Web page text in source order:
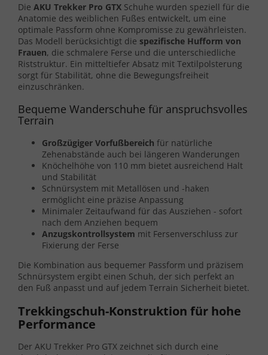
Die AKU Trekker Pro GTX Schuhe wurden speziell für die
Anatomie des weiblichen Fußes entwickelt, um eine
optimale Passform ohne Kompromisse zu gewährleisten.
Das Modell berücksichtigt die spezifische Hufform von
Frauen, die schmalere Ferse und die unterschiedliche
Riststruktur. Ein mitteltiefer Absatz mit Textilpolsterung
sorgt für Stabilität, ohne die Bewegungsfreiheit
einzuschränken.
Bequeme Wanderschuhe für anspruchsvolles
Terrain
Großzügiger Vorfußbereich für natürliche
Zehenabstände auch bei längeren Wanderungen
Knöchelhöhe von 110 mm bietet ausreichend Halt
und Stabilität
Schnürsystem mit Metallösen und -haken
ermöglicht eine präzise Anpassung
Minimaler Zeitaufwand für das Ausziehen - sofort
nach dem Anziehen bequem
Anzugskontrollsystem mit Fersenverschluss zur
Fixierung der Ferse
Die Kombination aus bequemer Passform und präzisem
Schnürsystem ergibt einen Schuh, der sich perfekt an
den Fuß anpasst und auf jedem Terrain Sicherheit bietet.
Trekkingschuh-Konstruktion für hohe
Performance
Der AKU Trekker Pro GTX zeichnet sich durch eine